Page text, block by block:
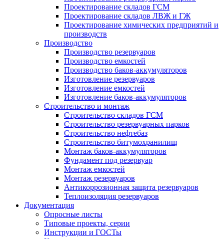
Проектирование складов ГСМ
Проектирование складов ЛВЖ и ГЖ
Проектирование химических предприятий и
производств
Производство
Производство резервуаров
Производство емкостей
Производство баков-аккумуляторов
Изготовление резервуаров
Изготовление емкостей
Изготовление баков-аккумуляторов
Строительство и монтаж
Строительство складов ГСМ
Строительство резервуарных парков
Строительство нефтебаз
Строительство битумохранилищ
Монтаж баков-аккумуляторов
Фундамент под резервуар
Монтаж емкостей
Монтаж резервуаров
Антикоррозионная защита резервуаров
Теплоизоляция резервуаров
Документация
Опросные листы
Типовые проекты, серии
Инструкции и ГОСТы